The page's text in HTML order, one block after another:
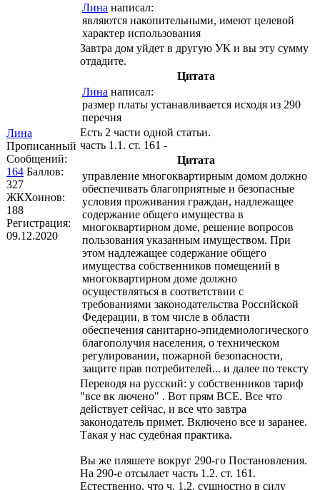
Лина
Прописанный
Сообщений:
164 Баллов:
327
ЖКХоинов:
188
Регистрация:
09.12.2020
Лина написал:
являются накопительными, имеют целевой
характер использования
Завтра дом уйдет в другую УК и вы эту сумму
отдадите.
Цитата
Лина написал:
размер платы устанавливается исходя из 290
перечня
Есть 2 части одной статьи.
часть 1.1. ст. 161 -
Цитата
управление многоквартирным домом должно
обеспечивать благоприятные и безопасные
условия проживания граждан, надлежащее
содержание общего имущества в
многоквартирном доме, решение вопросов
пользования указанным имуществом. При
этом надлежащее содержание общего
имущества собственников помещений в
многоквартирном доме должно
осуществляться в соответствии с
требованиями законодательства Российской
Федерации, в том числе в области
обеспечения санитарно-эпидемиологического
благополучия населения, о техническом
регулировании, пожарной безопасности,
защите прав потребителей... и далее по тексту
Переводя на русский: у собственников тариф
"все вк лючено" . Вот прям ВСЕ. Все что
действует сейчас, и все что завтра
законодатель примет. Включено все и заранее.
Такая у нас судебная практика.
Вы же пляшете вокруг 290-го Постановления.
На 290-е отсылает часть 1.2. ст. 161.
Естественно, что ч. 1.2. сущностно в силу